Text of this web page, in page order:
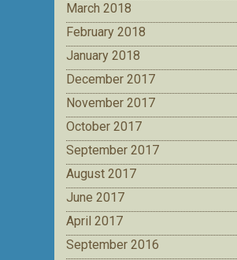
March 2018
February 2018
January 2018
December 2017
November 2017
October 2017
September 2017
August 2017
June 2017
April 2017
September 2016